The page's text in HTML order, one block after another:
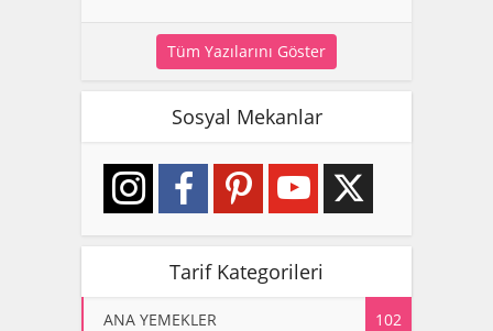
Tüm Yazılarını Göster
Sosyal Mekanlar
Tarif Kategorileri
ANA YEMEKLER 102